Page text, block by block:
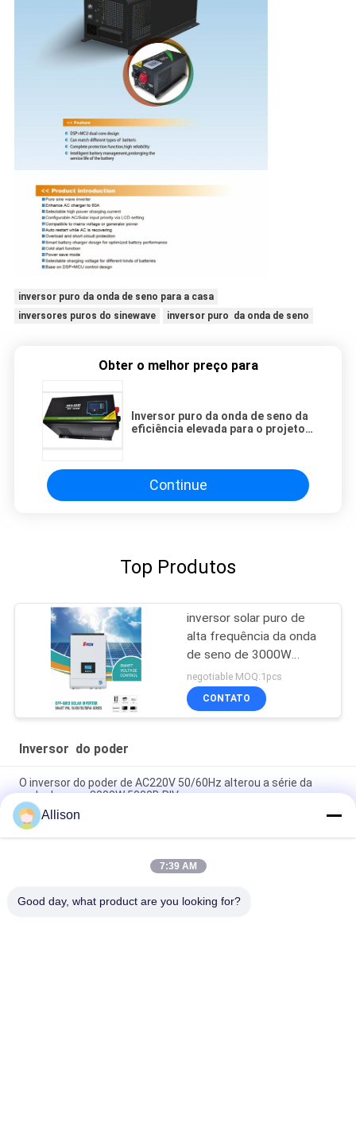
inversor puro da onda de seno para a casa
inversores puros do sinewave
inversor puro da onda de seno
Obter o melhor preço para
Inversor puro da onda de seno da
eficiência elevada para o projeto
Continue
Top Produtos
inversor solar puro de
alta frequência da onda
de seno de 3000W
5000W com MPPT
negotiable MOQ:1pcs
CONTATO
Inversor do poder
O inversor do poder de AC220V 50/60Hz alterou a série da
onda de seno 3000W 5000B PIV
Inversor puro da onda de seno da série do XL, inversor para o
uso home
exposição de LCD do inversor do poder de 800VA 640W com 2
Allison
7:39 AM
Good day, what product are you looking for?